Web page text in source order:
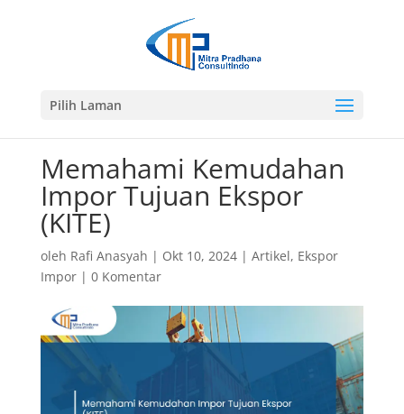
Pilih Laman
Memahami Kemudahan
Impor Tujuan Ekspor
(KITE)
oleh Rafi Anasyah | Okt 10, 2024| Artikel, Ekspor
Impor| 0 Komentar